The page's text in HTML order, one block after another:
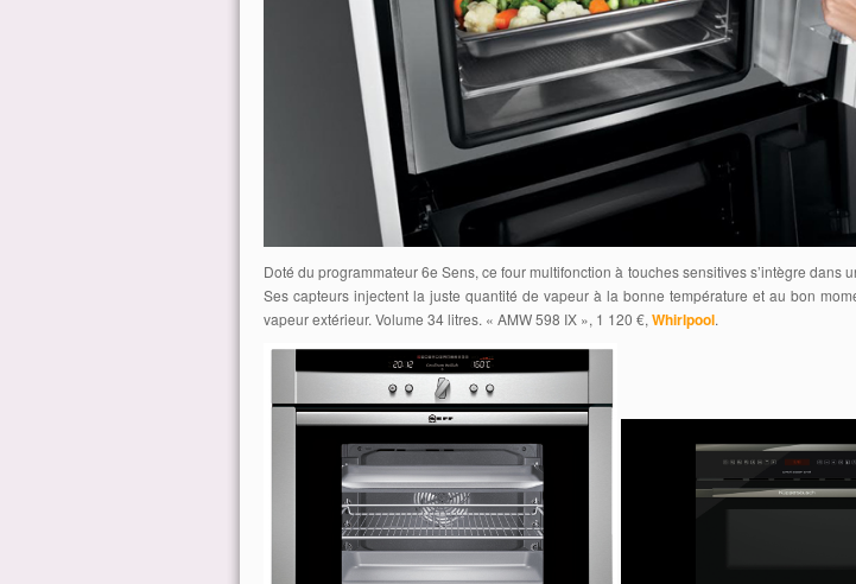
Doté du programmateur 6e Sens, ce four multifonction à touches sensitives s’intègre dans
Ses capteurs injectent la juste quantité de vapeur à la bonne température et au bon
vapeur extérieur. Volume 34 litres. « AMW 598 IX », 1 120 €, Whirlpool.